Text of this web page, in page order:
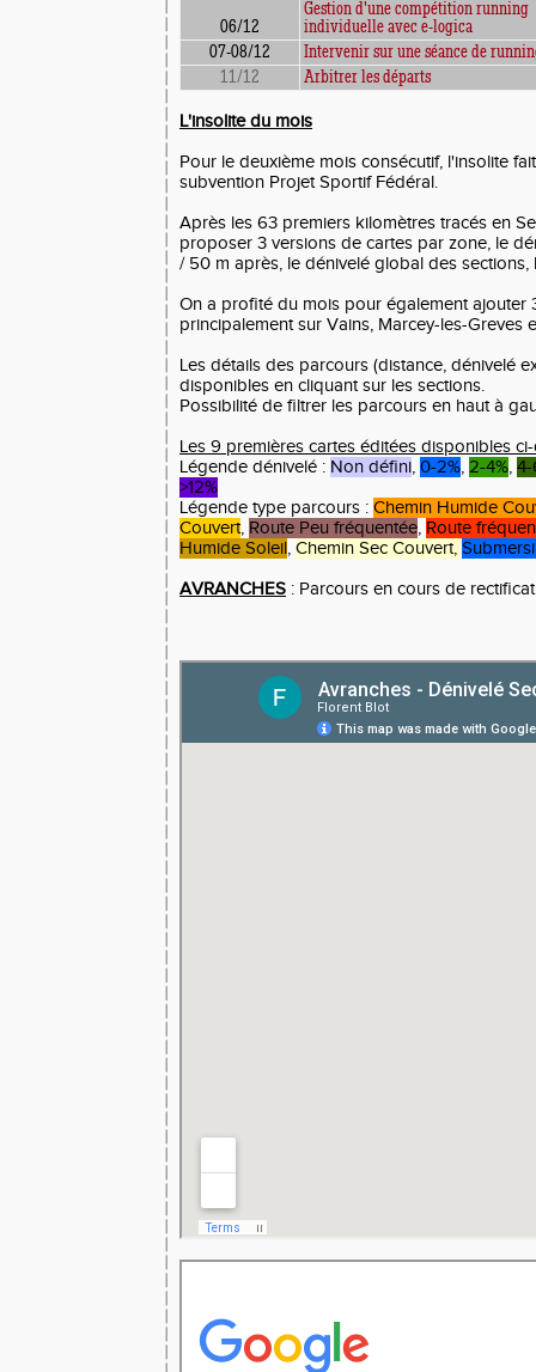
06/12
Gestion d'une compétition running
individuelle avec e-logica
07-08/12
Intervenir sur une séance de
11/12
Arbitrer les départs
L'insolite du mois
Pour le deuxième mois consécutif, l'insolite
subvention Projet Sportif Fédéral.
Après les 63 premiers kilomètres tracés en
proposer 3 versions de cartes par zone, le
/ 50 m après, le dénivelé global des sections,
On a profité du mois pour également ajouter
principalement sur Vains, Marcey-les-Greves
Les détails des parcours (distance, dénivelé
disponibles en cliquant sur les sections.
Possibilité de filtrer les parcours en haut à
Les 9 premières cartes éditées disponibles
Légende dénivelé : Non défini, 0-2%, 2-4%, 4-
>12%
Légende type parcours : Chemin Humide
Couvert, Route Peu fréquentée, Route
Humide Soleil, Chemin Sec Couvert,
AVRANCHES : Parcours en cours de